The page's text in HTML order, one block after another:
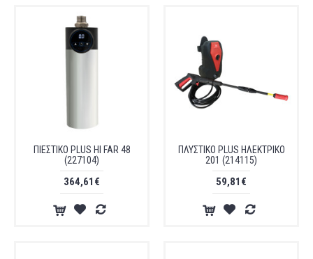
ΠΙΕΣΤΙΚΟ PLUS ΗΙ FAR 48
(227104)
364,61€
ΠΛΥΣΤΙΚΟ PLUS ΗΛΕΚΤΡΙΚΟ
201 (214115)
59,81€